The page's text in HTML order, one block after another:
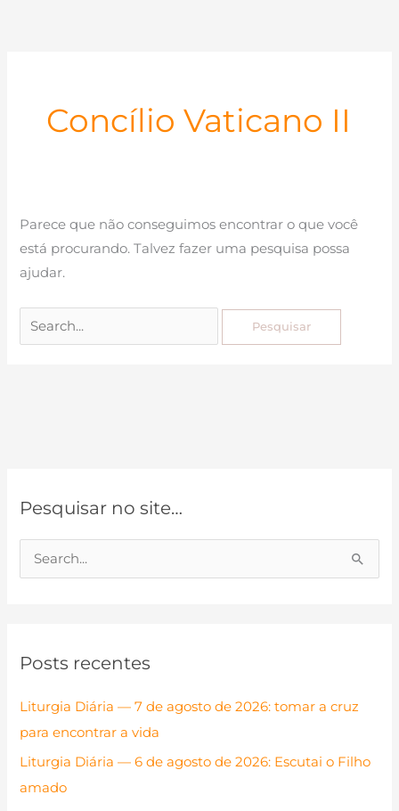
Concílio Vaticano II
Parece que não conseguimos encontrar o que você
está procurando. Talvez fazer uma pesquisa possa
ajudar.
Pesquisar
por:
Pesquisar no site…
u
a
r
p
Posts recentes
Liturgia Diária — 7 de agosto de 2026: tomar a cruz
para encontrar a vida
Liturgia Diária — 6 de agosto de 2026: Escutai o Filho
amado